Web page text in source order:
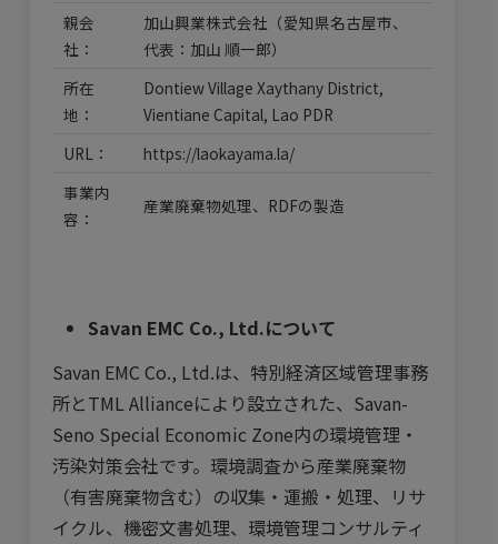
親会
社：
加山興業株式会社（愛知県名古屋市、
代表：加山 順一郎）
所在
地：
Dontiew Village Xaythany District,
Vientiane Capital, Lao PDR
URL：
https://laokayama.la/
事業内
容：
産業廃棄物処理、RDFの製造
Savan EMC Co., Ltd.について
Savan EMC Co., Ltd.は、特別経済区域管理事務
所とTML Allianceにより設立された、Savan-
Seno Special Economic Zone内の環境管理・
汚染対策会社です。環境調査から産業廃棄物
（有害廃棄物含む）の収集・運搬・処理、リサ
イクル、機密文書処理、環境管理コンサルティ